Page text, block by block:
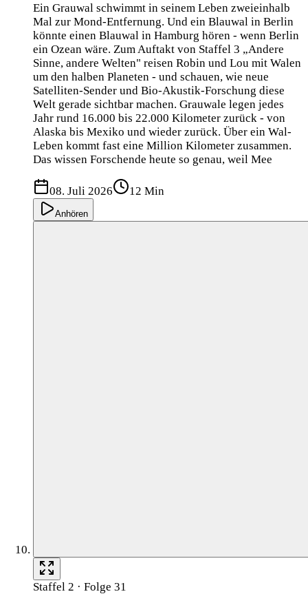
Ein Grauwal schwimmt in seinem Leben zweieinhalb
Mal zur Mond-Entfernung. Und ein Blauwal in Berlin
könnte einen Blauwal in Hamburg hören - wenn Berlin
ein Ozean wäre. Zum Auftakt von Staffel 3 „Andere
Sinne, andere Welten" reisen Robin und Lou mit Walen
um den halben Planeten - und schauen, wie neue
Satelliten-Sender und Bio-Akustik-Forschung diese
Welt gerade sichtbar machen. Grauwale legen jedes
Jahr rund 16.000 bis 22.000 Kilometer zurück - von
Alaska bis Mexiko und wieder zurück. Über ein Wal-
Leben kommt fast eine Million Kilometer zusammen.
Das wissen Forschende heute so genau, weil Mee
08. Juli 2026 12 Min
Anhören
Staffel 2 · Folge 31